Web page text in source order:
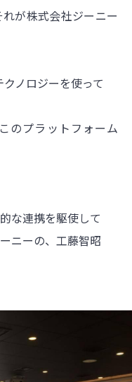
が株式会社ジーニー
ノロジーを使って
のプラットフォーム
な連携を駆使して
ニーの、工藤智昭